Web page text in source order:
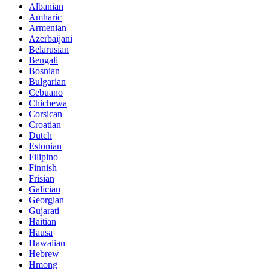
Albanian
Amharic
Armenian
Azerbaijani
Belarusian
Bengali
Bosnian
Bulgarian
Cebuano
Chichewa
Corsican
Croatian
Dutch
Estonian
Filipino
Finnish
Frisian
Galician
Georgian
Gujarati
Haitian
Hausa
Hawaiian
Hebrew
Hmong